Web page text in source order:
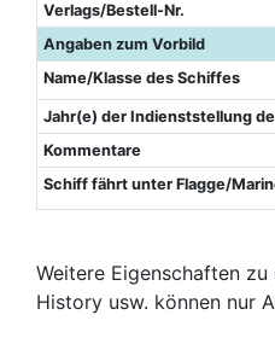
Verlags/Bestell-Nr.
Angaben zum Vorbild
Name/Klasse des Schiffes
Jahr(e) der Indienststellung
Kommentare
Schiff fährt unter Flagge/
Weitere Eigenschaften
History usw. können nur